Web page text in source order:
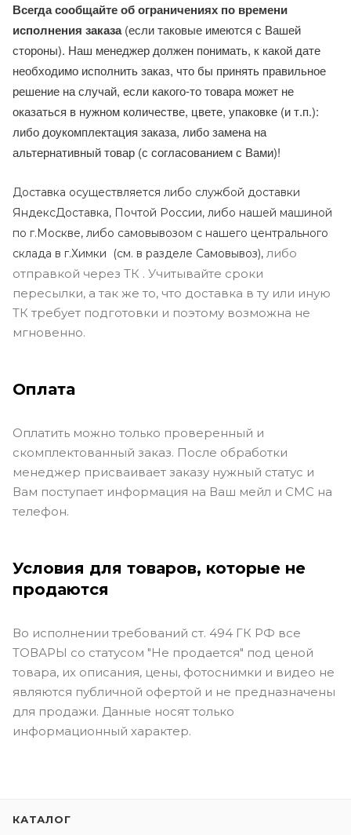
Всегда сообщайте об ограничениях по времени
исполнения заказа(если таковые имеются с Вашей
стороны). Наш менеджер должен понимать, к какой дате
необходимо исполнить заказ, что бы принять правильное
решение на случай, если какого-то товара может не
оказаться в нужном количестве, цвете, упаковке (и т.п.):
либо доукомплектация заказа, либо замена на
альтернативный товар (с согласованием с Вами)!
Доставка осуществляется либо службой доставки
ЯндексДоставка, Почтой России, либо нашей машиной
по г.Москве, либо самовывозом с нашего центрального
склада в г.Химки (см. в разделе Самовывоз), либо
отправкой через ТК . Учитывайте сроки
пересылки, а так же то, что доставка в ту или иную
ТК требует подготовки и поэтому возможна не
мгновенно.
Оплата
Оплатить можно только проверенный и
скомплектованный заказ. После обработки
менеджер присваивает заказу нужный статус и
Вам поступает информация на Ваш мейл и СМС на
телефон.
Условия для товаров, которые не
продаются
Во исполнении требований ст. 494 ГК РФ все
ТОВАРЫ со статусом "Не продается" под ценой
товара, их описания, цены, фотоснимки и видео не
являются публичной офертой и не предназначены
для продажи. Данные носят только
информационный характер.
КАТАЛОГ